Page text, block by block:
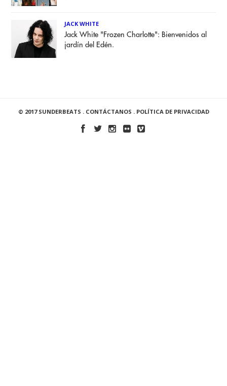
JACK WHITE
Jack White "Frozen Charlotte": Bienvenidos al
jardín del Edén.
© 2017 SUNDERBEATS . CONTÁCTANOS . POLÍTICA DE PRIVACIDAD